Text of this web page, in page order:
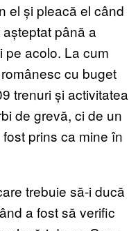
el și pleacă el când
până a
pe acolo. La cum
cu buget
trenuri și activitatea
de grevă, ci de un
prins ca mine în
trebuie să-i ducă
a fost să verific